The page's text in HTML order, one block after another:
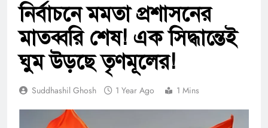
নির্বাচনে মমতা প্রশাসনের
মাতব্বরি শেষ! এক সিদ্ধান্তেই
ঘুম উড়ছে তৃণমূলের!
Suddhashil Ghosh 1 Year Ago 1 Mins